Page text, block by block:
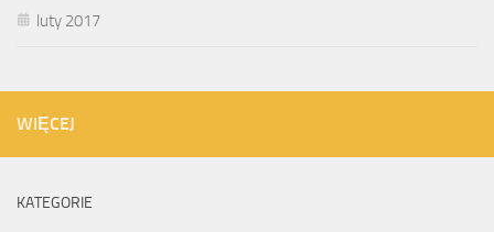
luty 2017
WIĘCEJ
KATEGORIE